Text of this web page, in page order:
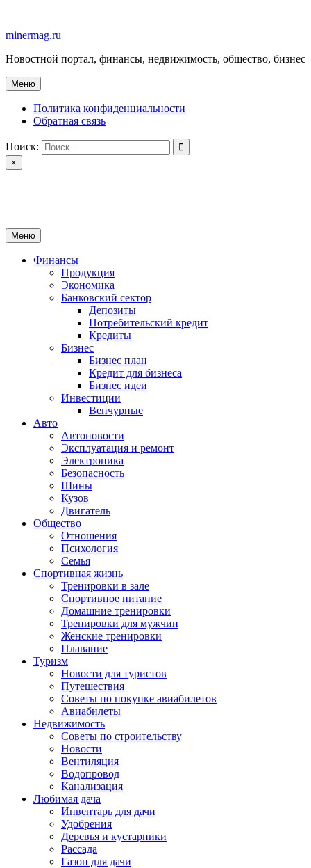
содержимому
minermag.ru
Новостной портал, финансы, недвижимость, общество, бизнес
Меню
Политика конфиденциальности
Обратная связь
Поиск:
×
Меню
Финансы
Продукция
Экономика
Банковский сектор
Депозиты
Потребительский кредит
Кредиты
Бизнес
Бизнес план
Кредит для бизнеса
Бизнес идеи
Инвестиции
Венчурные
Авто
Автоновости
Эксплуатация и ремонт
Электроника
Безопасность
Шины
Кузов
Двигатель
Общество
Отношения
Психология
Семья
Спортивная жизнь
Тренировки в зале
Спортивное питание
Домашние тренировки
Тренировки для мужчин
Женские тренировки
Плавание
Туризм
Новости для туристов
Путешествия
Советы по покупке авиабилетов
Авиабилеты
Недвижимость
Советы по строительству
Новости
Вентиляция
Водопровод
Канализация
Любимая дача
Инвентарь для дачи
Удобрения
Деревья и кустарники
Рассада
Газон для дачи